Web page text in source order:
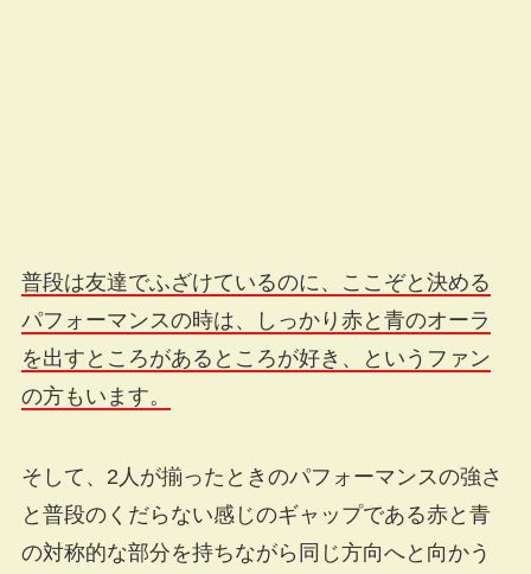
普段は友達でふざけているのに、ここぞと決める
パフォーマンスの時は、しっかり赤と青のオーラ
を出すところがあるところが好き、というファン
の方もいます。
そして、2人が揃ったときのパフォーマンスの強さ
と普段のくだらない感じのギャップである赤と青
の対称的な部分を持ちながら同じ方向へと向かう